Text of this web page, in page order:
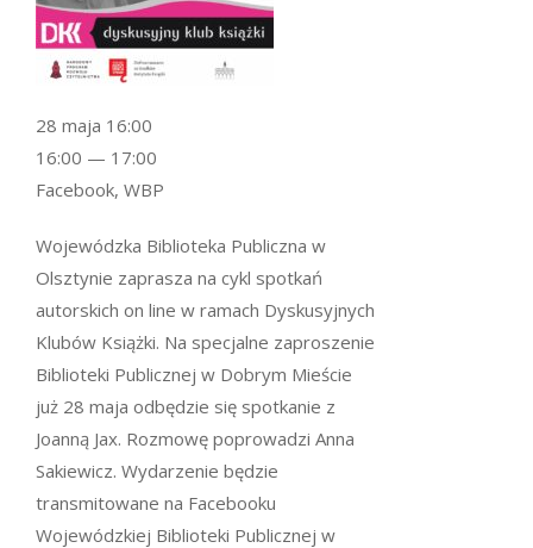
Wojewódzka Biblioteka Publiczna w
Olsztynie zaprasza na cykl spotkań
autorskich on line w ramach Dyskusyjnych
Klubów Książki. Na specjalne zaproszenie
Biblioteki Publicznej w Dobrym Mieście
już 28 maja odbędzie się spotkanie z
Joanną Jax. Rozmowę poprowadzi Anna
Sakiewicz. Wydarzenie będzie
transmitowane na Facebooku
Wojewódzkiej Biblioteki Publicznej w
28 maja 16:00
16:00 — 17:00
Facebook, WBP